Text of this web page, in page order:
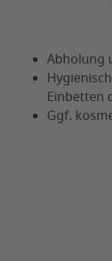
Abholung
Einbetten
Ggf.